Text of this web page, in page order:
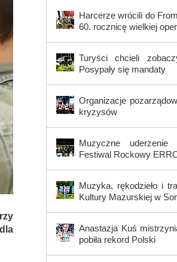
Harcerze wrócili do
60. rocznicę wielkiej
Turyści chcieli
Posypały się mandaty
Organizacje
kryzysów
Muzyczne
Festiwal Rockowy
Muzyka, rękodzieło i
Kultury Mazurskiej w
Anastazja Kuś
pobiła rekord Polski